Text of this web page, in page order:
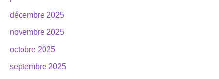
décembre 2025
novembre 2025
octobre 2025
septembre 2025